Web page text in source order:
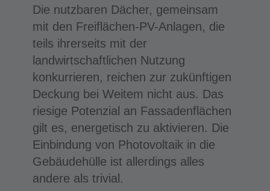
Die nutzbaren Dächer, gemeinsam
mit den Freiflächen-PV-Anlagen, die
teils ihrerseits mit der
landwirtschaftlichen Nutzung
konkurrieren, reichen zur zukünftigen
Deckung bei Weitem nicht aus. Das
riesige Potenzial an Fassadenflächen
gilt es, energetisch zu aktivieren. Die
Einbindung von Photovoltaik in die
Gebäudehülle ist allerdings alles
andere als trivial.